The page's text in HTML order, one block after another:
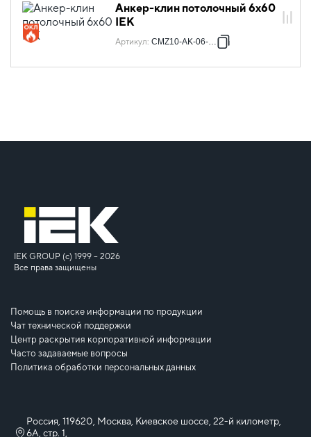
Анкер-клин потолочный 6х60
IEK
Артикул: CMZ10-AK-06-060
IEK GROUP (c) 1999 – 2026
Все права защищены
Помощь в поиске информации по продукции
Чат технической поддержки
Центр раскрытия корпоративной информации
Часто задаваемые вопросы
Политика обработки персональных данных
Россия, 119620, Москва, Киевское шоссе, 22-й километр,
6А, стр. 1,